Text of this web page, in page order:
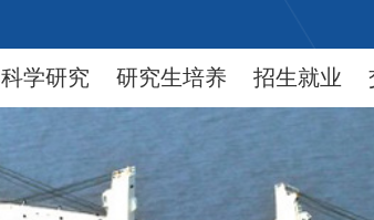
科学研究 研究生培养 招生就业